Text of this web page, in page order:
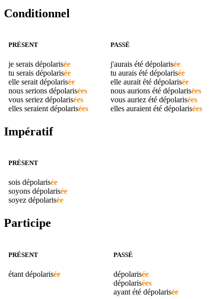
Conditionnel
PRÉSENT
je serais dépolarisée
tu serais dépolarisée
elle serait dépolarisée
nous serions dépolarisées
vous seriez dépolarisées
elles seraient dépolarisées
PASSÉ
j'aurais été dépolarisée
tu aurais été dépolarisée
elle aurait été dépolarisée
nous aurions été dépolarisées
vous auriez été dépolarisées
elles auraient été dépolarisées
Impératif
PRÉSENT
sois dépolarisée
soyons dépolarisée
soyez dépolarisée
Participe
PRÉSENT
étant dépolarisée
PASSÉ
dépolarisée
dépolarisées
ayant été dépolarisée